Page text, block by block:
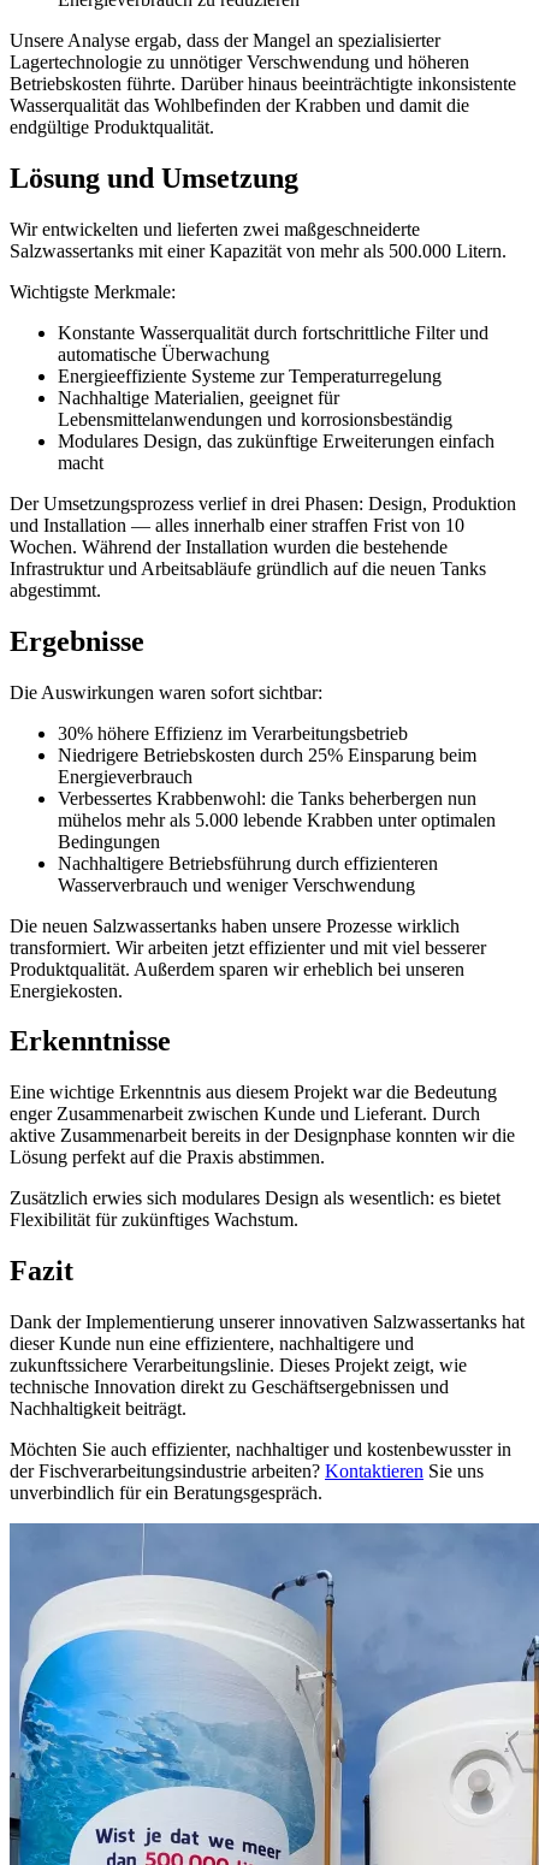
Unsere Analyse ergab, dass der Mangel an spezialisierter
Lagertechnologie zu unnötiger Verschwendung und höheren
Betriebskosten führte. Darüber hinaus beeinträchtigte inkonsistente
Wasserqualität das Wohlbefinden der Krabben und damit die
endgültige Produktqualität.
Lösung und Umsetzung
Wir entwickelten und lieferten zwei maßgeschneiderte
Salzwassertanks mit einer Kapazität von mehr als 500.000 Litern.
Wichtigste Merkmale:
Konstante Wasserqualität durch fortschrittliche Filter und
automatische Überwachung
Energieeffiziente Systeme zur Temperaturregelung
Nachhaltige Materialien, geeignet für
Lebensmittelanwendungen und korrosionsbeständig
Modulares Design, das zukünftige Erweiterungen einfach
macht
Der Umsetzungsprozess verlief in drei Phasen: Design, Produktion
und Installation — alles innerhalb einer straffen Frist von 10
Wochen. Während der Installation wurden die bestehende
Infrastruktur und Arbeitsabläufe gründlich auf die neuen Tanks
abgestimmt.
Ergebnisse
Die Auswirkungen waren sofort sichtbar:
30% höhere Effizienz im Verarbeitungsbetrieb
Niedrigere Betriebskosten durch 25% Einsparung beim
Energieverbrauch
Verbessertes Krabbenwohl: die Tanks beherbergen nun
mühelos mehr als 5.000 lebende Krabben unter optimalen
Bedingungen
Nachhaltigere Betriebsführung durch effizienteren
Wasserverbrauch und weniger Verschwendung
Die neuen Salzwassertanks haben unsere Prozesse wirklich
transformiert. Wir arbeiten jetzt effizienter und mit viel besserer
Produktqualität. Außerdem sparen wir erheblich bei unseren
Energiekosten.
Erkenntnisse
Eine wichtige Erkenntnis aus diesem Projekt war die Bedeutung
enger Zusammenarbeit zwischen Kunde und Lieferant. Durch
aktive Zusammenarbeit bereits in der Designphase konnten wir die
Lösung perfekt auf die Praxis abstimmen.
Zusätzlich erwies sich modulares Design als wesentlich: es bietet
Flexibilität für zukünftiges Wachstum.
Fazit
Dank der Implementierung unserer innovativen Salzwassertanks hat
dieser Kunde nun eine effizientere, nachhaltigere und
zukunftssichere Verarbeitungslinie. Dieses Projekt zeigt, wie
technische Innovation direkt zu Geschäftsergebnissen und
Nachhaltigkeit beiträgt.
Möchten Sie auch effizienter, nachhaltiger und kostenbewusster in
der Fischverarbeitungsindustrie arbeiten? Kontaktieren Sie uns
unverbindlich für ein Beratungsgespräch.